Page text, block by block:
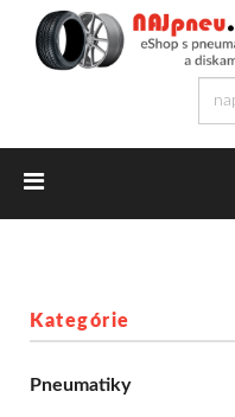
Letné pneumatiky
Dodávkové + malé
Kategórie
Pneumatiky